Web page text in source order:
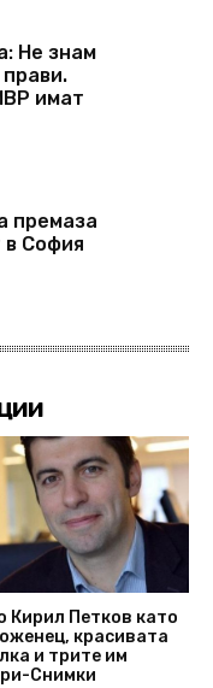
Не знам
имат
премаза
в София
Кирил Петков като
красивата
и трите им
Снимки